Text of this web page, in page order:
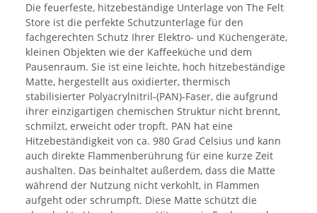
Die feuerfeste, hitzebeständige Unterlage von The Felt
Store ist die perfekte Schutzunterlage für den
fachgerechten Schutz Ihrer Elektro- und Küchengeräte,
kleinen Objekten wie der Kaffeeküche und dem
Pausenraum. Sie ist eine leichte, hoch hitzebeständige
Matte, hergestellt aus oxidierter, thermisch
stabilisierter Polyacrylnitril-(PAN)-Faser, die aufgrund
ihrer einzigartigen chemischen Struktur nicht brennt,
schmilzt, erweicht oder tropft. PAN hat eine
Hitzebeständigkeit von ca. 980 Grad Celsius und kann
auch direkte Flammenberührung für eine kurze Zeit
aushalten. Das beinhaltet außerdem, dass die Matte
während der Nutzung nicht verkohlt, in Flammen
aufgeht oder schrumpft. Diese Matte schützt die